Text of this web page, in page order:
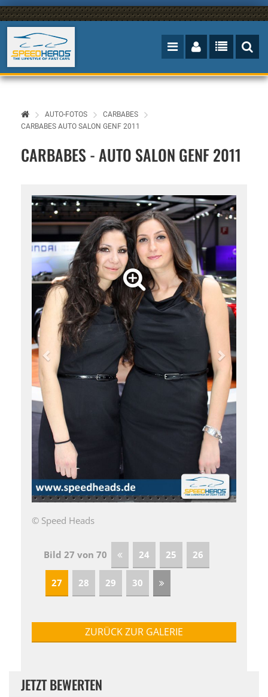
AUTO-FOTOS
CARBABES
CARBABES AUTO SALON GENF 2011
CARBABES - AUTO SALON GENF 2011
© Speed Heads
Bild 27 von 70 24 25 26
27 28 29 30
ZURÜCK ZUR GALERIE
JETZT BEWERTEN